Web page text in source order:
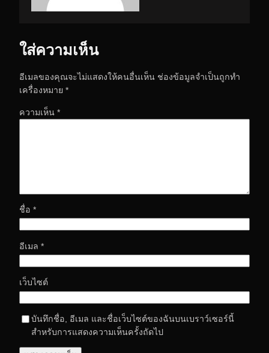
ใส่ความเห็น
อีเมลของคุณจะไม่แสดงให้คนอื่นเห็น ช่องข้อมูลจำเป็นถูกทำ
เครื่องหมาย *
ความเห็น *
ชื่อ *
อีเมล *
เว็บไซต์
บันทึกชื่อ, อีเมล และชื่อเว็บไซต์ของฉันบนเบราว์เซอร์นี้
สำหรับการแสดงความเห็นครั้งถัดไป